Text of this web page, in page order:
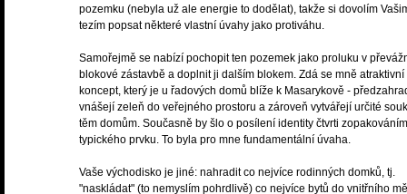
pozemku (nebyla už ale energie to dodělat), takže si dovolím
tezím popsat některé vlastní úvahy jako protiváhu.
Samořejmě se nabízí pochopit ten pozemek jako proluku v
blokové zástavbě a doplnit ji dalším blokem. Zdá se mně atraktivní
koncept, který je u řadových domů blíže k Masarykově -
vnášejí zeleň do veřejného prostoru a zároveň vytvářejí určité
těm domům. Současně by šlo o posílení identity čtvrti zopakováním
typického prvku. To byla pro mne fundamentální úvaha.
Vaše východisko je jiné: nahradit co nejvíce rodinných domků, tj.
"naskládat" (to nemyslím pohrdlivě) co nejvíce bytů do vnitřního